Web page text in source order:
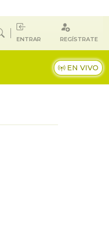
ENTRAR REGÍSTRATE
EN VIVO